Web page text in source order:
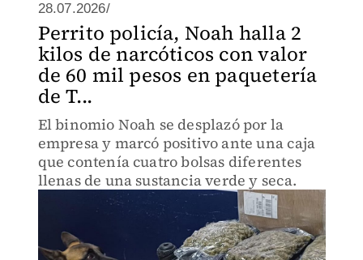
28.07.2026/
Perrito policía, Noah halla 2
kilos de narcóticos con valor
de 60 mil pesos en paquetería
de T...
El binomio Noah se desplazó por la
empresa y marcó positivo ante una caja
que contenía cuatro bolsas diferentes
llenas de una sustancia verde y seca.